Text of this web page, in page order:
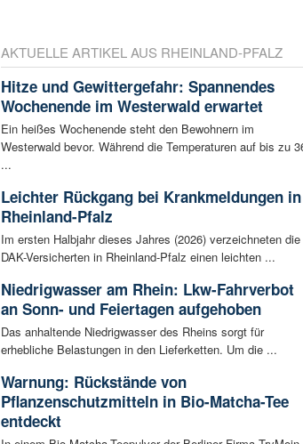
AKTUELLE ARTIKEL AUS RHEINLAND-PFALZ
Hitze und Gewittergefahr: Spannendes
Wochenende im Westerwald erwartet
Ein heißes Wochenende steht den Bewohnern im
Westerwald bevor. Während die Temperaturen auf bis zu
...
Leichter Rückgang bei Krankmeldungen in
Rheinland-Pfalz
Im ersten Halbjahr dieses Jahres (2026) verzeichneten die
DAK-Versicherten in Rheinland-Pfalz einen leichten ...
Niedrigwasser am Rhein: Lkw-Fahrverbot
an Sonn- und Feiertagen aufgehoben
Das anhaltende Niedrigwasser des Rheins sorgt für
erhebliche Belastungen in den Lieferketten. Um die ...
Warnung: Rückstände von
Pflanzenschutzmitteln in Bio-Matcha-Tee
entdeckt